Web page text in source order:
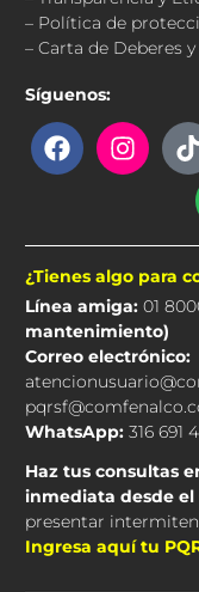
– Política de
– Carta de Deberes
Síguenos:
F
a
b
o
k
I
n
a
r
a
m
i
k
¿Tienes algo para
Línea amiga:01
mantenimiento)
Correo electrónico:
WhatsApp:316 691
Haz tus consultas
inmediata desde el
presentar
Ingresa aquí tu